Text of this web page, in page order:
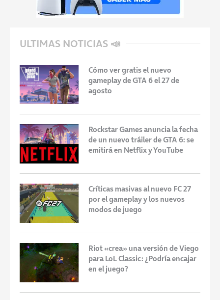
ULTIMAS NOTICIAS 📣
Cómo ver gratis el nuevo
gameplay de GTA 6 el 27 de
agosto
Rockstar Games anuncia la fecha
de un nuevo tráiler de GTA 6: se
emitirá en Netflix y YouTube
Críticas masivas al nuevo FC 27
por el gameplay y los nuevos
modos de juego
Riot «crea» una versión de Viego
para LoL Classic: ¿Podría encajar
en el juego?